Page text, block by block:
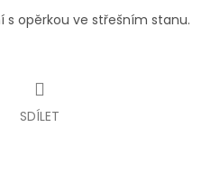
s opěrkou ve střešním stanu.
SDÍLET